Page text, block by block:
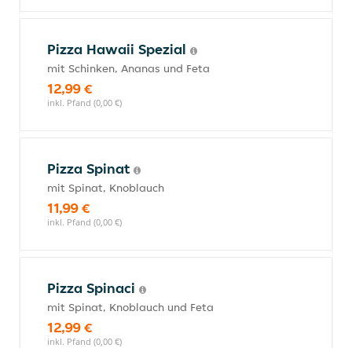
Pizza Hawaii Spezial
mit Schinken, Ananas und Feta
12,99 €
inkl. Pfand (0,00 €)
Pizza Spinat
mit Spinat, Knoblauch
11,99 €
inkl. Pfand (0,00 €)
Pizza Spinaci
mit Spinat, Knoblauch und Feta
12,99 €
inkl. Pfand (0,00 €)